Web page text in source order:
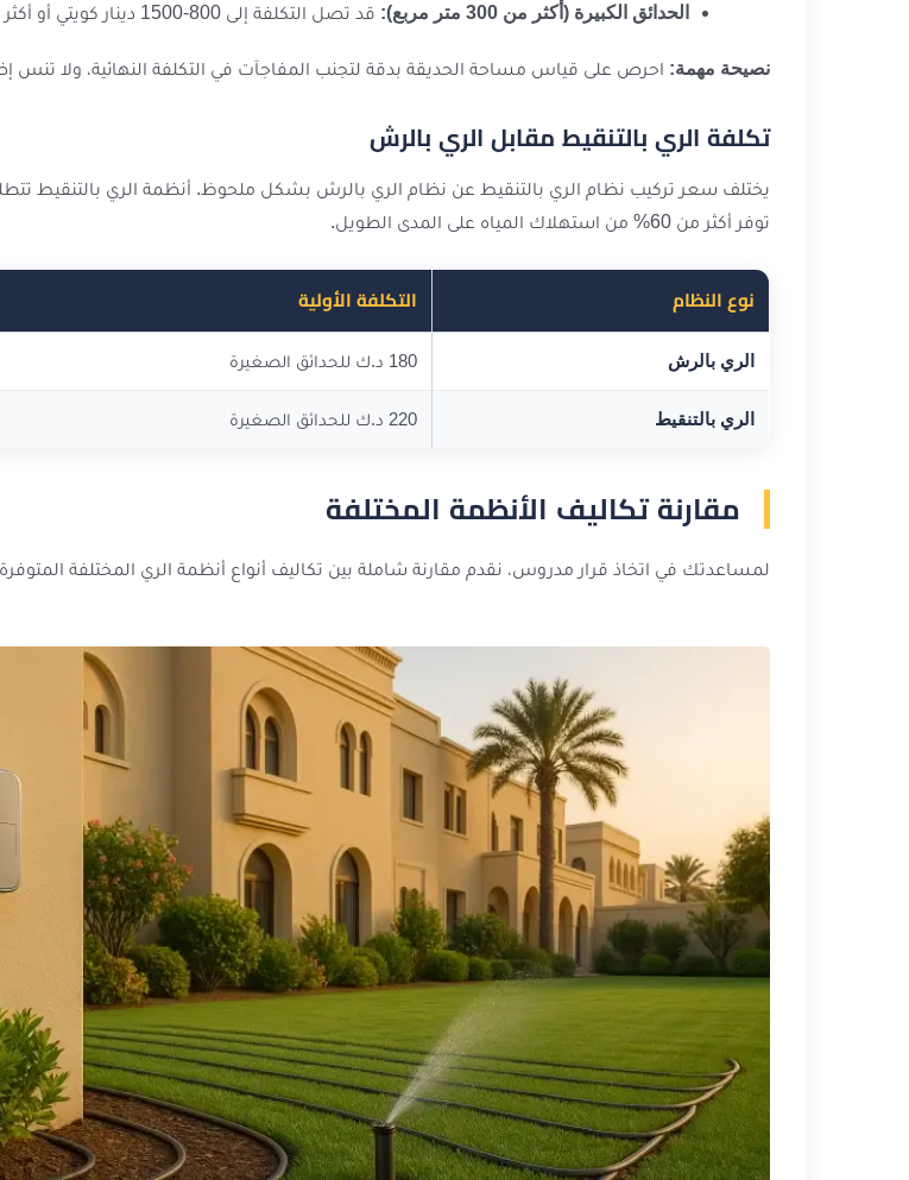
الحدائق الكبيرة (أكثر من 300 متر مربع): قد تصل التكلفة إلى 800-1500 دينار كويتي أو أكثر
نصيحة مهمة: احرص على قياس مساحة الحديقة بدقة لتجنب المفاجآت في التكلفة النهائية، ولا تنس إضافة 15-20% كاحتياطي للظروف غير
تكلفة الري بالتنقيط مقابل الري بالرش
توفر أكثر من 60% من استهلاك المياه على المدى الطويل.
نوع النظام التكلفة الأولية
الري بالرش 180 د.ك للحدائق الصغيرة
الري بالتنقيط 220 د.ك للحدائق الصغيرة
مقارنة تكاليف الأنظمة المختلفة
لمساعدتك في اتخاذ قرار مدروس، نقدم مقارنة شاملة بين تكاليف أنواع أنظمة الري المختلفة